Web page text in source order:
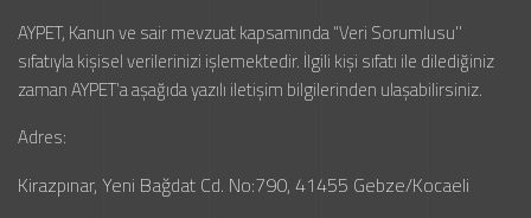
AYPET, Kanun ve sair mevzuat kapsamında “Veri Sorumlusu’’
sıfatıyla kişisel verilerinizi işlemektedir. İlgili kişi sıfatı ile dilediğiniz
zaman AYPET’a aşağıda yazılı iletişim bilgilerinden ulaşabilirsiniz.
Adres:
Kirazpınar, Yeni Bağdat Cd. No:790, 41455 Gebze/Kocaeli